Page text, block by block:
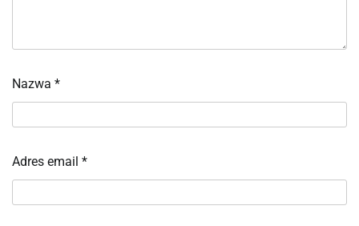
Nazwa *
Adres email *